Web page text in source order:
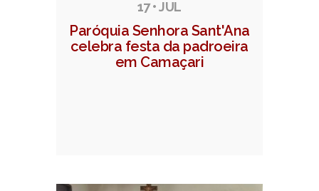
17 • JUL
Paróquia Senhora Sant'Ana
celebra festa da padroeira
em Camaçari